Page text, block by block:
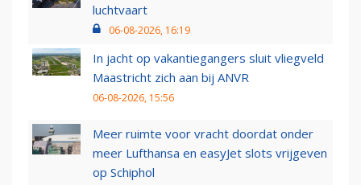
luchtvaart
06-08-2026, 16:19
In jacht op vakantiegangers sluit vliegveld
Maastricht zich aan bij ANVR
06-08-2026, 15:56
Meer ruimte voor vracht doordat onder
meer Lufthansa en easyJet slots vrijgeven
op Schiphol